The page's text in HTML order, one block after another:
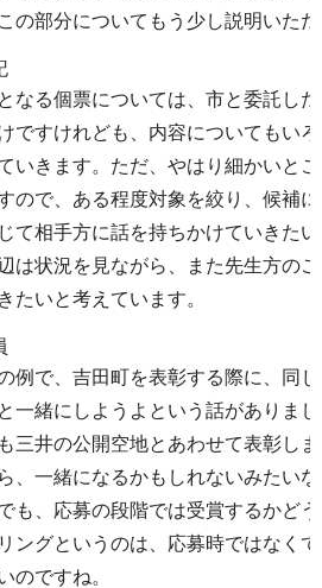
の部分についてもう少し説明いた
なる個票については、市と委託し
ですけれども、内容についてもい
いきます。ただ、やはり細かいと
ので、ある程度対象を絞り、候補
て相手方に話を持ちかけていきた
は状況を見ながら、また先生方の
たいと考えています。
例で、吉田町を表彰する際に、同
一緒にしようよという話がありま
三井の公開空地とあわせて表彰し
、一緒になるかもしれないみたい
も、応募の段階では受賞するかど
ングというのは、応募時ではなく
のですね。